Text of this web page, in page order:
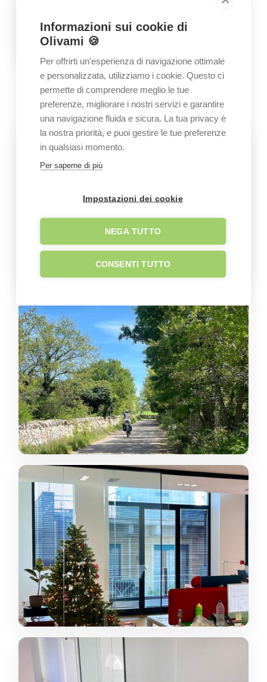
Immagini dell’azienda
Informazioni sui cookie di
Olivami 🍪
Per offrirti un'esperienza di navigazione ottimale
e personalizzata, utilizziamo i cookie. Questo ci
permette di comprendere meglio le tue
preferenze, migliorare i nostri servizi e garantire
una navigazione fluida e sicura. La tua privacy è
la nostra priorità, e puoi gestire le tue preferenze
in qualsiasi momento.
Per saperne di più
Impostazioni dei cookie
NEGA TUTTO
CONSENTI TUTTO